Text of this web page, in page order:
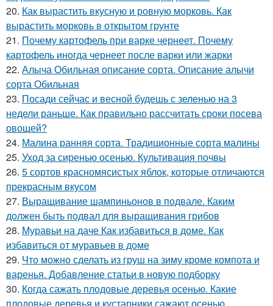
20. Как вырастить вкусную и ровную морковь. Как
вырастить морковь в открытом грунте
21. Почему картофель при варке чернеет. Почему
картофель иногда чернеет после варки или жарки
22. Алыча Обильная описание сорта. Описание алычи
сорта Обильная
23. Посади сейчас и весной будешь с зеленью на 3
недели раньше. Как правильно рассчитать сроки посева
овощей?
24. Малина ранняя сорта. Традиционные сорта малины
25. Уход за сиренью осенью. Культивация почвы
26. 5 сортов красномясистых яблок, которые отличаются
прекрасным вкусом
27. Выращивание шампиньонов в подвале. Каким
должен быть подвал для выращивания грибов
28. Муравьи на даче Как избавиться в доме. Как
избавиться от муравьев в доме
29. Что можно сделать из груш на зиму кроме компота и
варенья. Добавление статьи в новую подборку
30. Когда сажать плодовые деревья осенью. Какие